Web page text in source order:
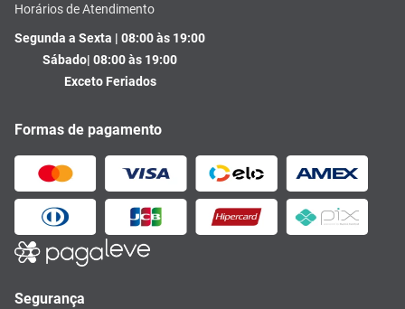
Horários de Atendimento
Segunda a Sexta | 08:00 às 19:00
Sábado| 08:00 às 19:00
Exceto Feriados
Formas de pagamento
Segurança